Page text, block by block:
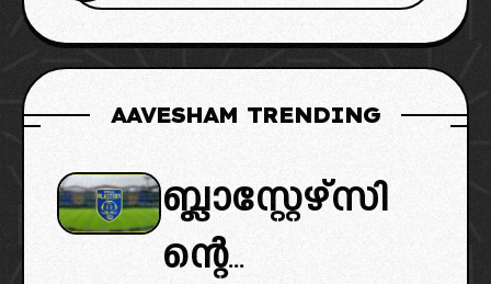
AAVESHAM TRENDING
ബ്ലാസ്റ്റേഴ്സി
ന്റെ